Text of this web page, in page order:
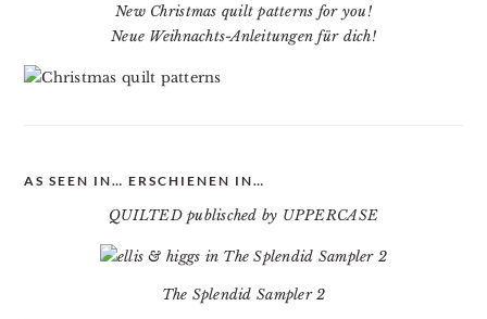
New Christmas quilt patterns for you!
Neue Weihnachts-Anleitungen für dich!
AS SEEN IN… ERSCHIENEN IN…
QUILTED publisched by UPPERCASE
The Splendid Sampler 2